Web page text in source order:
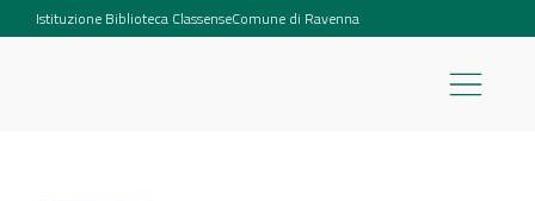
Istituzione Biblioteca ClassenseComune di Ravenna